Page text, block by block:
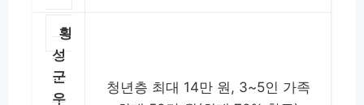
횡
성
군
우
청년층 최대 14만 원, 3~5인 가족